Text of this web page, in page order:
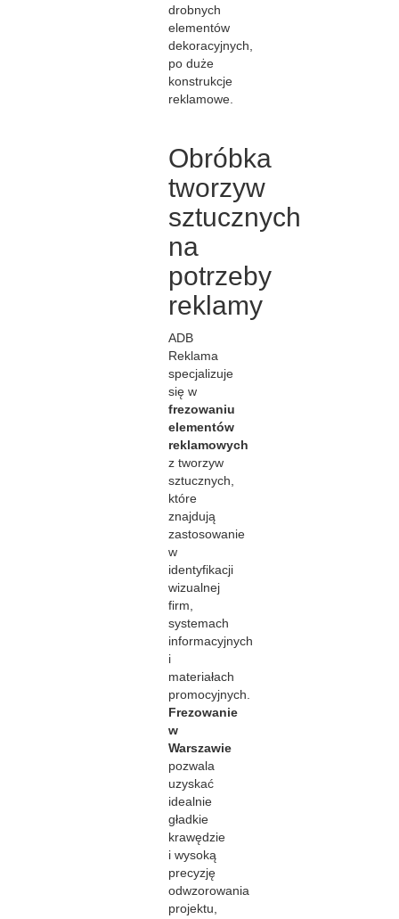
drobnych
elementów
dekoracyjnych,
po duże
konstrukcje
reklamowe.
Obróbka
tworzyw
sztucznych
na
potrzeby
reklamy
ADB
Reklama
specjalizuje
się w
frezowaniu
elementów
reklamowych
z tworzyw
sztucznych,
które
znajdują
zastosowanie
w
identyfikacji
wizualnej
firm,
systemach
informacyjnych
i
materiałach
promocyjnych.
Frezowanie
w
Warszawie
pozwala
uzyskać
idealnie
gładkie
krawędzie
i wysoką
precyzję
odwzorowania
projektu,